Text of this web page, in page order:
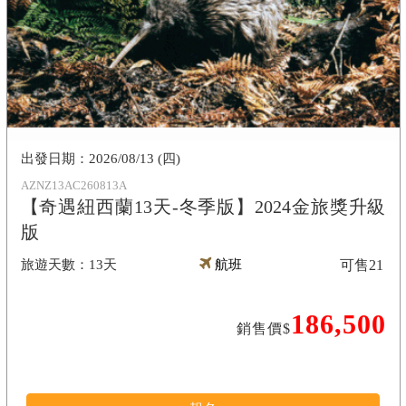
AZNZ13AC260813A
【奇遇紐西蘭13天-冬季版】2024金旅獎升級
版
13天
2026/08/13 (四)
航班
銷售價$186,500
可售21